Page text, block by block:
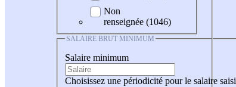
Non
renseignée (1046)
SALAIRE BRUT MINIMUM
Salaire minimum
Choisissez une périodicité pour le salaire saisi